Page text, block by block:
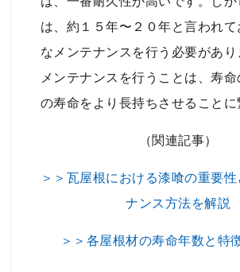
は、約１５年〜２０年と言われ
なメンテナンスを行う必要があ
メンテナンスを行うことは、寿
の寿命をより長持ちさせることに
（関連記事）
＞＞瓦屋根における漆喰の重要
ナンス方法を解説
＞＞各屋根材の寿命年数と特